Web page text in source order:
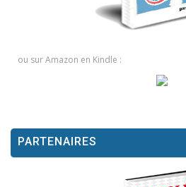
ou sur Amazon en Kindle :
PARTENAIRES